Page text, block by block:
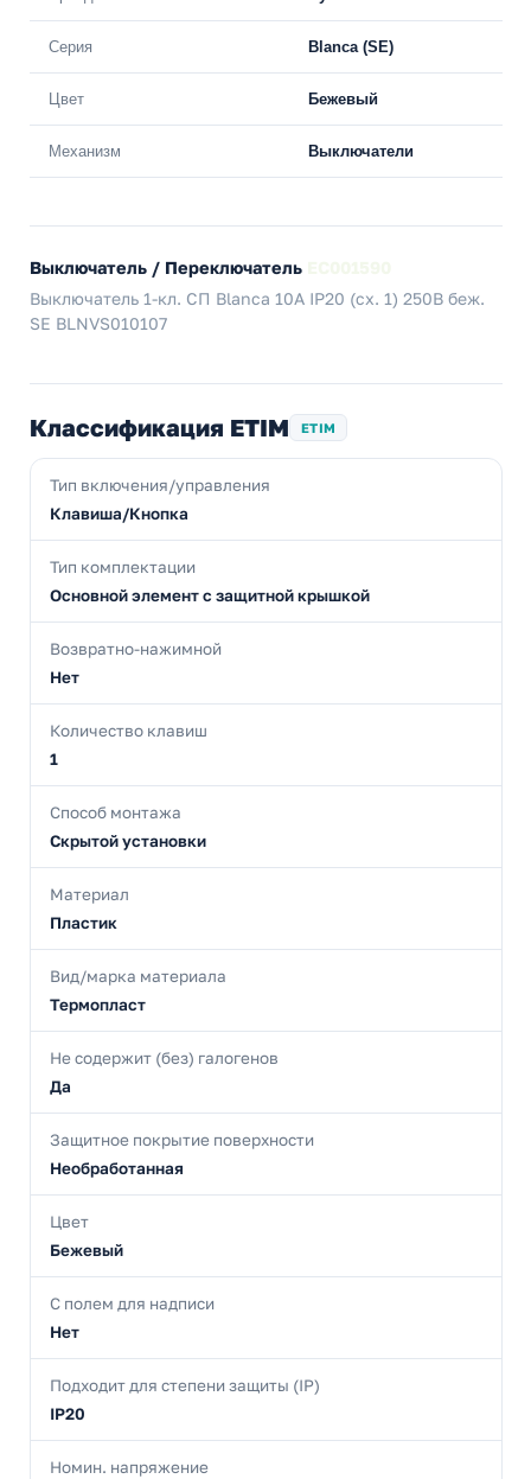
Серия Blanca (SE)
Цвет Бежевый
Механизм Выключатели
Выключатель / Переключатель
Выключатель 1-кл. СП Blanca 10А IP20 (сх. 1) 250В беж.
SE BLNVS010107
Классификация ETIM ETIM
Тип включения/управления
Клавиша/Кнопка
Тип комплектации
Основной элемент с защитной крышкой
Возвратно-нажимной
Нет
Количество клавиш
1
Способ монтажа
Скрытой установки
Материал
Пластик
Вид/марка материала
Термопласт
Не содержит (без) галогенов
Да
Защитное покрытие поверхности
Необработанная
Цвет
Бежевый
С полем для надписи
Нет
Подходит для степени защиты (IP)
IP20
Номин. напряжение